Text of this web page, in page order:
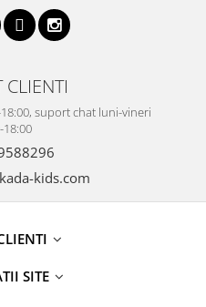
CLIENTI
suport chat luni-vineri
18:00
kids.com
SITE